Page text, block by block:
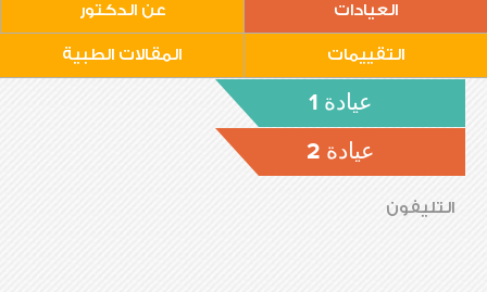
العيادات عن الدكتور
التقييمات المقالات الطبية
عيادة 1
عيادة 2
التليفون